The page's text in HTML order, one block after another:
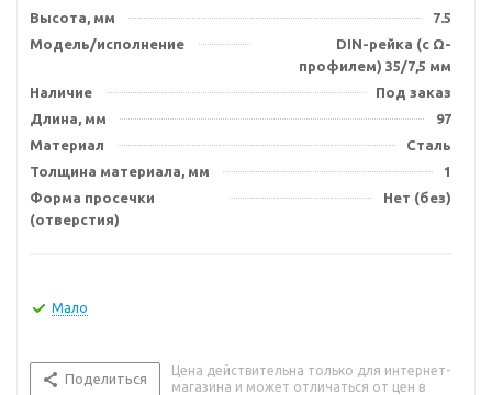
Высота, мм
7.5
Модель/исполнение
DIN-рейка (с Ω-
профилем) 35/7,5 мм
Наличие
Под заказ
Длина, мм
97
Материал
Сталь
Толщина материала, мм
1
Форма просечки
(отверстия)
Нет (без)
Мало
Поделиться
Цена действительна только для интернет-
магазина и может отличаться от цен в